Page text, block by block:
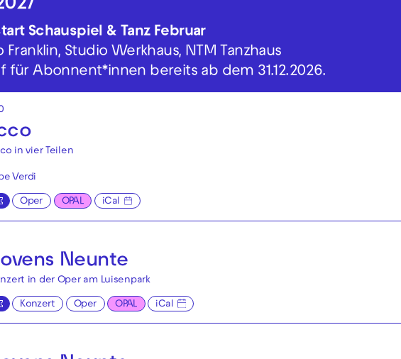
Schauspiel & Tanz Februar
Studio Werkhaus, NTM Tanzhaus
für Abonnent*innen bereits ab dem 31.12.2026.
in vier Teilen
Verdi
Oper OPAL iCal
Neunte
in der Oper am Luisenpark
Konzert Oper OPAL iCal